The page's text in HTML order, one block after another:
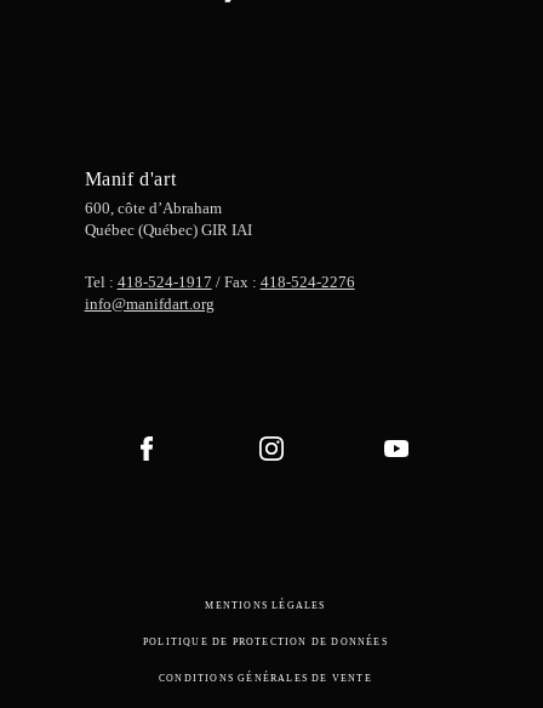
Manif d'art
600, côte d’Abraham
Québec (Québec) GIR IAI
Tel : 418-524-1917 / Fax : 418-524-2276
info@manifdart.org
MENTIONS LÉGALES
POLITIQUE DE PROTECTION DE DONNÉES
CONDITIONS GÉNÉRALES DE VENTE